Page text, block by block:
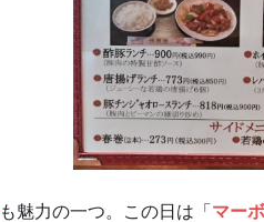
も魅力の一つ。この日は「 マー